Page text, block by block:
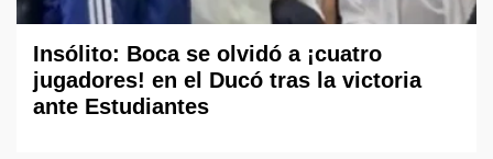
Insólito: Boca se olvidó a ¡cuatro
jugadores! en el Ducó tras la victoria
ante Estudiantes